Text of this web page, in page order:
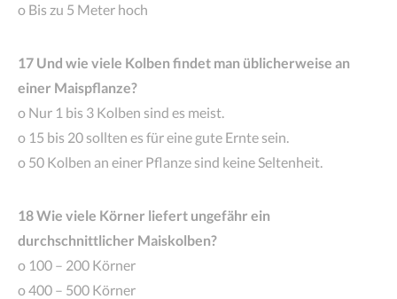
o Bis zu 5 Meter hoch
17 Und wie viele Kolben findet man üblicherweise an
einer Maispflanze?
o Nur 1 bis 3 Kolben sind es meist.
o 15 bis 20 sollten es für eine gute Ernte sein.
o 50 Kolben an einer Pflanze sind keine Seltenheit.
18 Wie viele Körner liefert ungefähr ein
durchschnittlicher Maiskolben?
o 100 – 200 Körner
o 400 – 500 Körner